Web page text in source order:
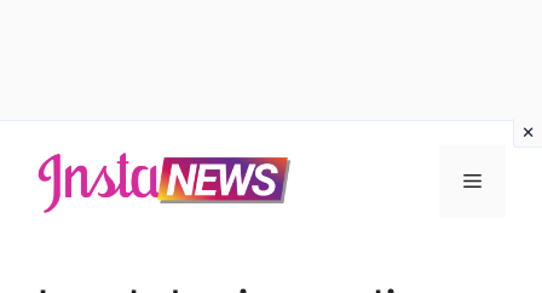
contenuto
Menu